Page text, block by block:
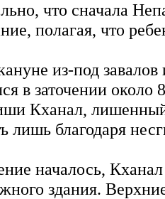
что сначала
полагая, что
из-под
в заточении около
Кханал,
лишь благодаря
началось,
здания.